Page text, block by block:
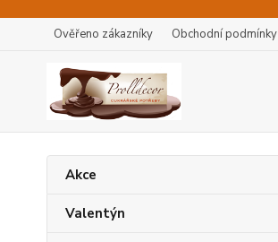
Ověřeno zákazníky Obchodní podmínky
Akce
Valentýn